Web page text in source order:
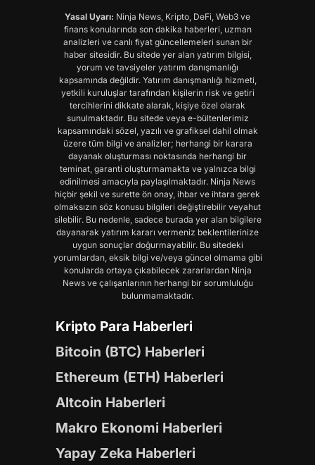
Yasal Uyarı: Ninja News, Kripto, DeFi, Web3 ve
finans konularında son dakika haberleri, uzman
analizleri ve canlı fiyat güncellemeleri sunan bir
haber sitesidir. Bu sitede yer alan yatırım bilgisi,
yorum ve tavsiyeler yatırım danışmanlığı
kapsamında değildir. Yatırım danışmanlığı hizmeti,
yetkili kuruluşlar tarafından kişilerin risk ve getiri
tercihlerini dikkate alarak, kişiye özel olarak
sunulmaktadır. Bu sitede veya e-bültenlerimiz
kapsamındaki sözel, yazılı ve grafiksel dahil olmak
üzere tüm bilgi ve analizler; herhangi bir karara
dayanak oluşturması noktasında herhangi bir
teminat, garanti oluşturmamakta ve yalnızca bilgi
edinilmesi amacıyla paylaşılmaktadır. Ninja News
hiçbir şekil ve surette ön onay, ihbar ve ihtara gerek
olmaksızın söz konusu bilgileri değiştirebilir veyahut
silebilir. Bu nedenle, sadece burada yer alan bilgilere
dayanarak yatırım kararı vermeniz beklentilerinize
uygun sonuçlar doğurmayabilir. Bu sitedeki
yorumlardan, eksik bilgi ve/veya güncel olmama gibi
konularda ortaya çıkabilecek zararlardan Ninja
News ve çalışanlarının herhangi bir sorumluluğu
bulunmamaktadır.
Kripto Para Haberleri
Bitcoin (BTC) Haberleri
Ethereum (ETH) Haberleri
Altcoin Haberleri
Makro Ekonomi Haberleri
Yapay Zeka Haberleri